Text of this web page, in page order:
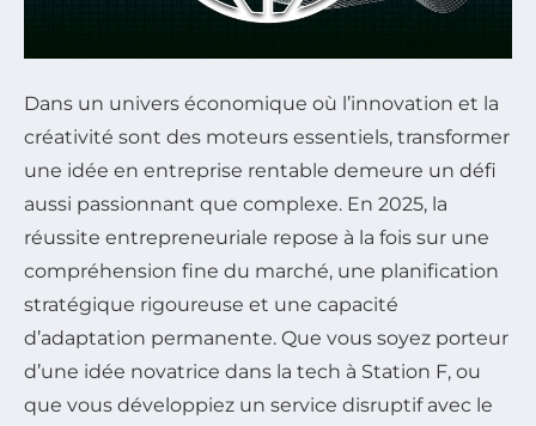
Dans un univers économique où l’innovation et la
créativité sont des moteurs essentiels, transformer
une idée en entreprise rentable demeure un défi
aussi passionnant que complexe. En 2025, la
réussite entrepreneuriale repose à la fois sur une
compréhension fine du marché, une planification
stratégique rigoureuse et une capacité
d’adaptation permanente. Que vous soyez porteur
d’une idée novatrice dans la tech à Station F, ou
que vous développiez un service disruptif avec le